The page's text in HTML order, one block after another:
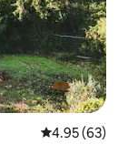
평점 4.95점(5
4.95 (63)